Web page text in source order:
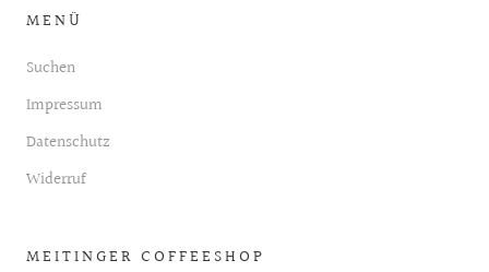
MENÜ
Suchen
Impressum
Datenschutz
Widerruf
MEITINGER COFFEESHOP